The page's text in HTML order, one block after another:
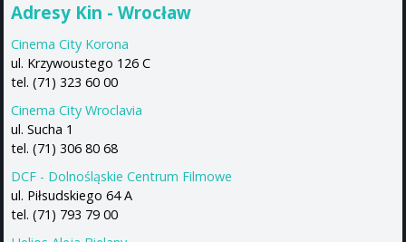
Adresy Kin - Wrocław
Cinema City Korona
ul. Krzywoustego 126 C
tel. (71) 323 60 00
Cinema City Wroclavia
ul. Sucha 1
tel. (71) 306 80 68
DCF - Dolnośląskie Centrum Filmowe
ul. Piłsudskiego 64 A
tel. (71) 793 79 00